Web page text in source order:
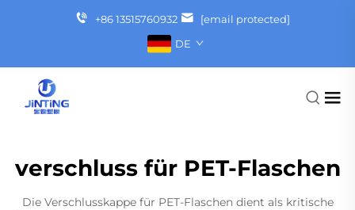
+86 13515760932
[email protected]
DE
verschluss für PET-Flaschen
Die Verschlusskappe für PET-Flaschen dient als kritische